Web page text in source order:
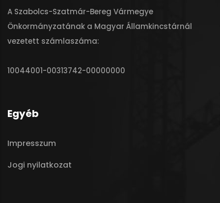
A Szabolcs-Szatmár-Bereg Vármegye
Önkormányzatának a Magyar Államkincstárnál
vezetett számlaszáma:
10044001-00313742-00000000
Egyéb
Impresszum
Jogi nyilatkozat